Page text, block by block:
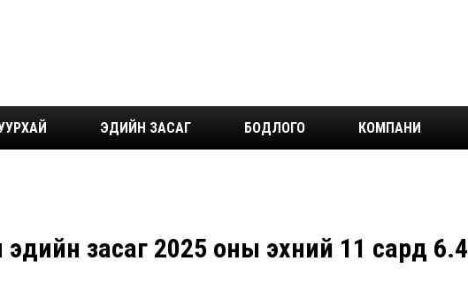
ЭДИЙН ЗАСАГ БОДЛОГО КОМПАНИ
засаг 2025 оны эхний 11 сард 6.4